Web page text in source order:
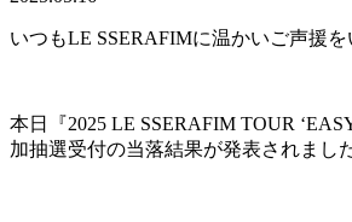
いつもLE SSERAFIMに温かいご声援
本日『2025 LE SSERAFIM TOUR
加抽選受付の当落結果が発表されまし